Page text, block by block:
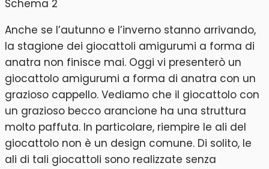
Anche se l’autunno e l’inverno stanno arrivando,
la stagione dei giocattoli amigurumi a forma di
anatra non finisce mai. Oggi vi presenterò un
giocattolo amigurumi a forma di anatra con un
grazioso cappello. Vediamo che il giocattolo con
un grazioso becco arancione ha una struttura
molto paffuta. In particolare, riempire le ali del
giocattolo non è un design comune. Di solito, le
ali di tali giocattoli sono realizzate senza